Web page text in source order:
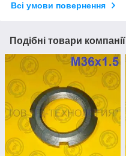
Всі умови повернення
Подібні товари компанії